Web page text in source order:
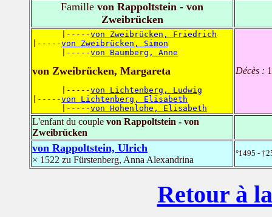
Famille von Rappoltstein - von
Zweibrücken
      |-----
von Zweibrücken, Friedrich
|-----von Zweibrücken, Simon
      |-----
von Baumberg, Anne
von Zweibrücken, Margareta
      |-----
von Lichtenberg, Ludwig
|-----von Lichtenberg, Elisabeth
      |-----
von Hohenlohe, Elisabeth
Décès :
L'enfant du couple von Rappoltstein - von
Zweibrücken
von Rappoltstein, Ulrich
× 1522 zu Fürstenberg, Anna Alexandrina
°1495 -
Retour à